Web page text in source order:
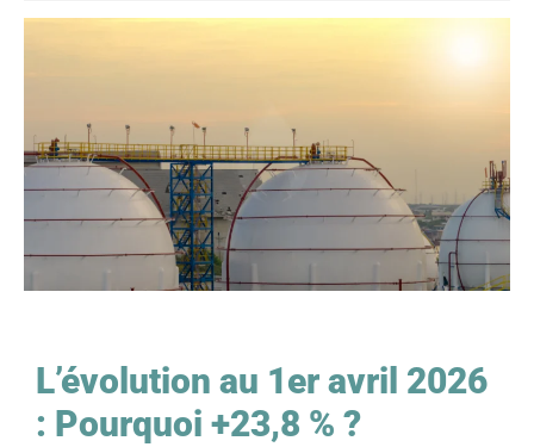
L’évolution au 1er avril 2026
: Pourquoi +23,8 % ?